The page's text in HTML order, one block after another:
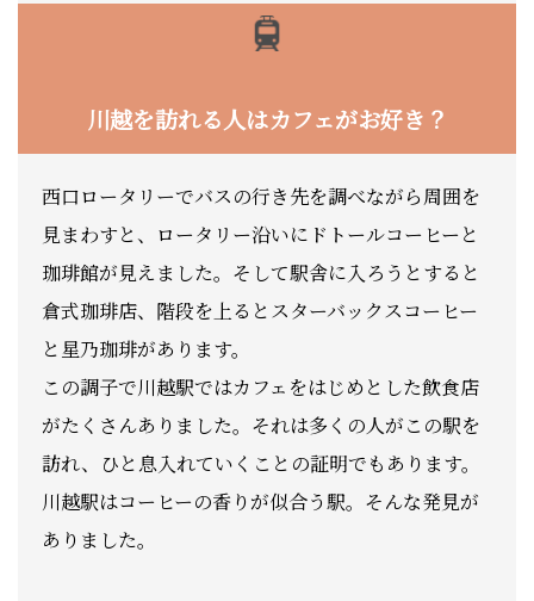
川越を訪れる人はカフェがお好き？
西口ロータリーでバスの行き先を調べながら周囲を
見まわすと、ロータリー沿いにドトールコーヒーと
珈琲館が見えました。そして駅舎に入ろうとすると
倉式珈琲店、階段を上るとスターバックスコーヒー
と星乃珈琲があります。
この調子で川越駅ではカフェをはじめとした飲食店
がたくさんありました。それは多くの人がこの駅を
訪れ、ひと息入れていくことの証明でもあります。
川越駅はコーヒーの香りが似合う駅。そんな発見が
ありました。